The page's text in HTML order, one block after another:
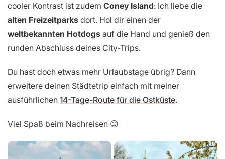
cooler Kontrast ist zudem Coney Island: Ich liebe die
alten Freizeitparks dort. Hol dir einen der
weltbekannten Hotdogs auf die Hand und genieß den
runden Abschluss deines City-Trips.
Du hast doch etwas mehr Urlaubstage übrig? Dann
erweitere deinen Städtetrip einfach mit meiner
ausführlichen 14-Tage-Route für die Ostküste.
Viel Spaß beim Nachreisen 😊